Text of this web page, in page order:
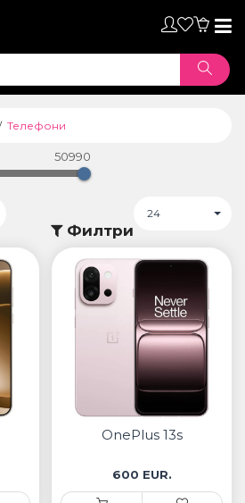
Телефони
50990
24
Филтри
OnePlus 13s
600 EUR.